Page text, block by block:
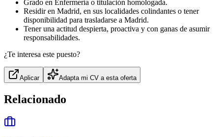
Grado en Enfermería o titulación homologada.
Residir en Madrid, en sus localidades colindantes o tener
disponibilidad para trasladarse a Madrid.
Tener una actitud despierta, proactiva y con ganas de asumir
responsabilidades.
¿Te interesa este puesto?
Aplicar Adapta mi CV a esta oferta
Relacionado